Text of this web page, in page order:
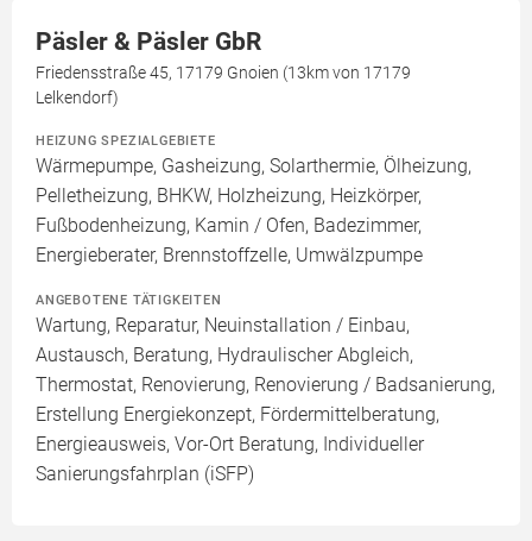
Päsler & Päsler GbR
Friedensstraße 45, 17179 Gnoien (13km von 17179
Lelkendorf)
HEIZUNG SPEZIALGEBIETE
Wärmepumpe, Gasheizung, Solarthermie, Ölheizung,
Pelletheizung, BHKW, Holzheizung, Heizkörper,
Fußbodenheizung, Kamin / Ofen, Badezimmer,
Energieberater, Brennstoffzelle, Umwälzpumpe
ANGEBOTENE TÄTIGKEITEN
Wartung, Reparatur, Neuinstallation / Einbau,
Austausch, Beratung, Hydraulischer Abgleich,
Thermostat, Renovierung, Renovierung / Badsanierung,
Erstellung Energiekonzept, Fördermittelberatung,
Energieausweis, Vor-Ort Beratung, Individueller
Sanierungsfahrplan (iSFP)